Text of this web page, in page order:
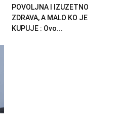
POVOLJNA I IZUZETNO
ZDRAVA, A MALO KO JE
KUPUJE : Ovo...